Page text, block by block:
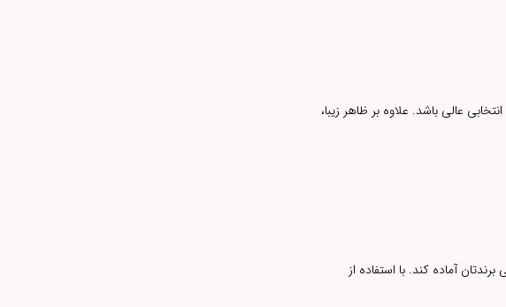
نوروز، نمایشگاه‌ها، یا کمپین‌های تبلیغاتی هدیه‌ای تهیه کنید، لیوان سرامیکی تبلیغاتی کد 4451 می‌تواند انتخابی عالی باشد. علاوه بر ظاهر زیبا،
آماده کند. با استفاده از